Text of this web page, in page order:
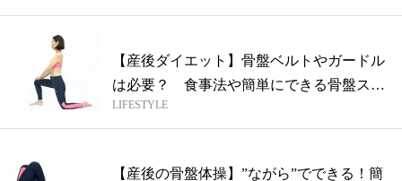
【産後ダイエット】骨盤ベルトやガードル
は必要？ 食事法や簡単にできる骨盤スト
レッ...
LIFESTYLE
【産後の骨盤体操】”ながら”でできる！簡